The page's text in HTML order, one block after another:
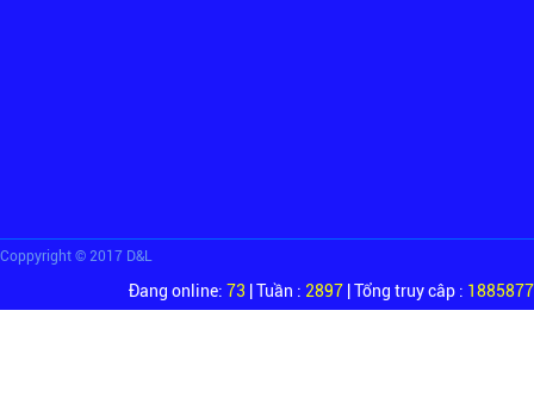
Coppyright © 2017 D&L
Đang online: 73 | Tuần : 2897 | Tổng truy câp : 1885877